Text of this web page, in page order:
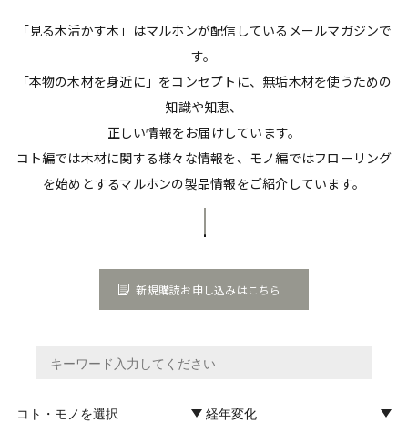
「見る木活かす木」はマルホンが配信しているメールマガジンで
す。
「本物の木材を身近に」をコンセプトに、無垢木材を使うための
知識や知恵、
正しい情報をお届けしています。
コト編では木材に関する様々な情報を、モノ編ではフローリング
を始めとするマルホンの製品情報をご紹介しています。
新規購読お申し込みはこちら